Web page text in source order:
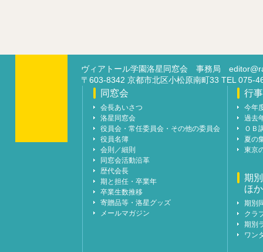
ヴィアトール学園洛星同窓会 事務局
〒603-8342 京都市北区小松原南町33 TEL 075-
同窓会
会長あいさつ
洛星同窓会
役員会・常任委員会・その他の委員会
役員名簿
会則／細則
同窓会活動沿革
歴代会長
期と担任・卒業年
卒業生数推移
寄贈品等・洛星グッズ
メールマガジン
行事
今年
過去
ＯＢ
夏の
東京
期
ほか
期別
クラ
期別
ワン